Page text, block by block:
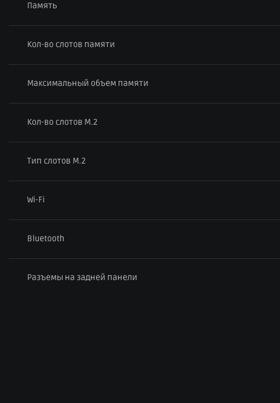
Память
Кол-во слотов памяти
Максимальный объем памяти
Кол-во слотов M.2
Тип слотов M.2
Wi-Fi
Bluetooth
Разъемы на задней панели